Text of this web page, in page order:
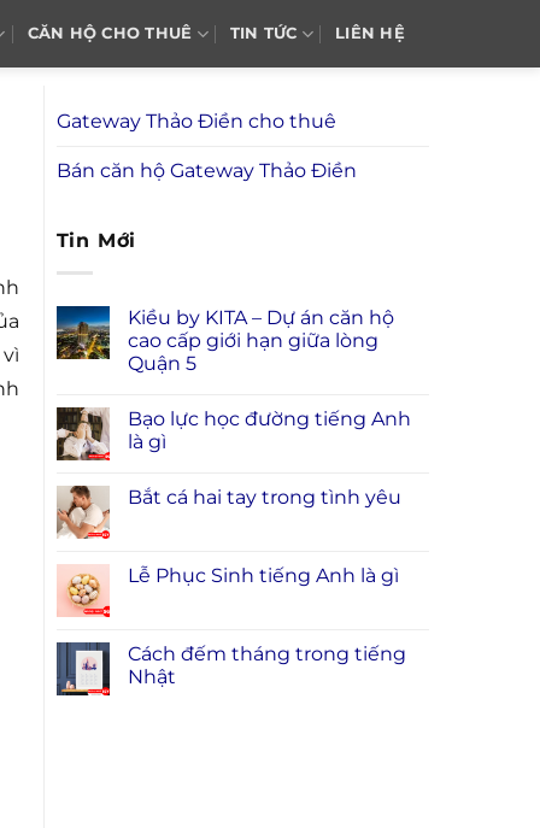
CĂN HỘ CHO THUÊ TIN TỨC LIÊN HỆ
Gateway Thảo Điền cho thuê
Bán căn hộ Gateway Thảo Điền
Tin Mới
Kiều by KITA – Dự án căn hộ
cao cấp giới hạn giữa lòng
Quận 5
Bạo lực học đường tiếng Anh
là gì
Bắt cá hai tay trong tình yêu
Lễ Phục Sinh tiếng Anh là gì
Cách đếm tháng trong tiếng
Nhật